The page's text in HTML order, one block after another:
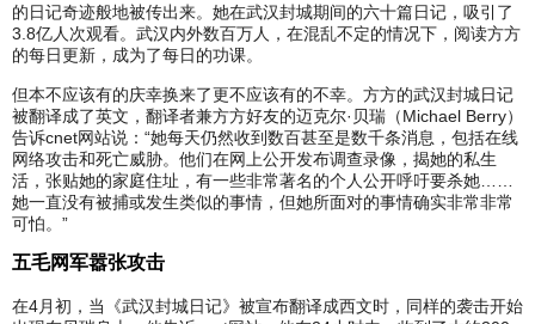
的日记奇迹般地被传出来。她在武汉封城期间的六十篇日记，吸引了
3.8亿人次观看。武汉内外数百万人，在混乱不定的情况下，阅读方方
的每日更新，成为了每日的功课。
但本不应该有的庆幸换来了更不应该有的不幸。方方的武汉封城日记
被翻译成了英文，翻译者兼方方好友的迈克尔·贝瑞（Michael Berry）
告诉cnet网站说：“她每天仍然收到数百甚至是数千条消息，包括在线
网络攻击和死亡威胁。他们在网上公开发布调查录像，揭她的私生
活，张贴她的家庭住址，有一些非常著名的个人公开呼吁要杀她……
她一直没有被捕或发生类似的事情，但她所面对的事情确实非常非常
可怕。”
五毛网军嚣张攻击
在4月初，当《武汉封城日记》被宣布翻译成西文时，同样的袭击开始